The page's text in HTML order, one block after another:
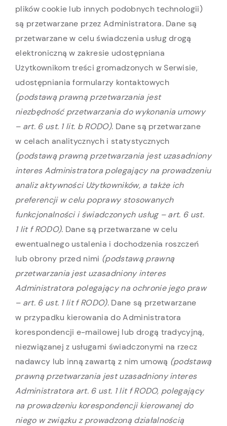
plików cookie lub innych podobnych technologii)
są przetwarzane przez Administratora. Dane są
przetwarzane w celu świadczenia usług drogą
elektroniczną w zakresie udostępniana
Użytkownikom treści gromadzonych w Serwisie,
udostępniania formularzy kontaktowych
(podstawą prawną przetwarzania jest
niezbędność przetwarzania do wykonania umowy
– art. 6 ust. 1 lit. b RODO). Dane są przetwarzane
w celach analitycznych i statystycznych
(podstawą prawną przetwarzania jest uzasadniony
interes Administratora polegający na prowadzeniu
analiz aktywności Użytkowników, a także ich
preferencji w celu poprawy stosowanych
funkcjonalności i świadczonych usług – art. 6 ust.
1 lit f RODO). Dane są przetwarzane w celu
ewentualnego ustalenia i dochodzenia roszczeń
lub obrony przed nimi (podstawą prawną
przetwarzania jest uzasadniony interes
Administratora polegający na ochronie jego praw
– art. 6 ust. 1 lit f RODO).Dane są przetwarzane
w przypadku kierowania do Administratora
korespondencji e-mailowej lub drogą tradycyjną,
niezwiązanej z usługami świadczonymi na rzecz
nadawcy lub inną zawartą z nim umową (podstawą
prawną przetwarzania jest uzasadniony interes
Administratora art. 6 ust. 1 lit f RODO, polegający
na prowadzeniu korespondencji kierowanej do
niego w związku z prowadzoną działalnością